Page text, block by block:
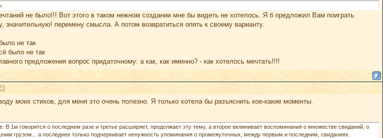
не было!!! Вот этого в таком нежном создании мне бы видеть не хотелось. Я б предложил Вам поиграть
значительную! перемену смысла. А потом возвратиться опять к своему варианту.
не так
было не так
предложения вопрос придаточному: а как, как именно? - как хотелось мечтать!!!!
моих стихов, для меня это очень полезно. Я только хотела бы разъяснить кое-какие моменты.
В 1м говорится о последнем разе и третье расширяет, продолжает эту тему, а второе вклинивает воспоминания о множестве свиданий, о
грузом... а последнее только подчеркивает ненужность упоминания о промежуточных, между первым и последним, свиданиях.